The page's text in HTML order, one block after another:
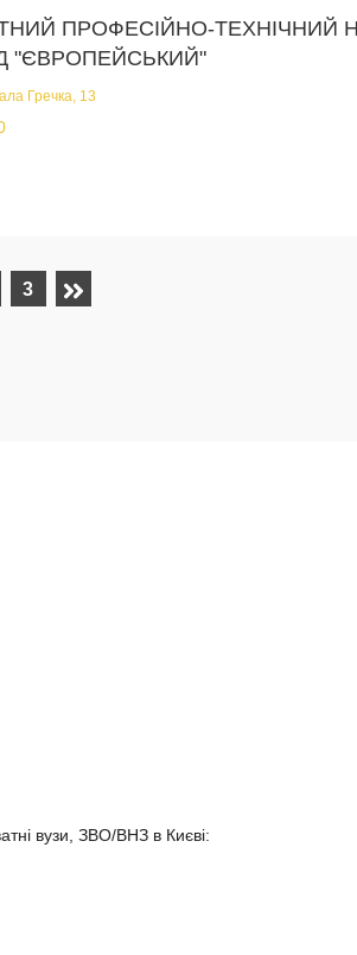
ПРОФЕСІЙНО-ТЕХНІЧНИЙ
"ЄВРОПЕЙСЬКИЙ"
Гречка, 13
3
вузи, ЗВО/ВНЗ в Києві: